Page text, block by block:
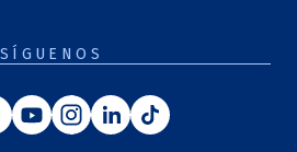
SÍGUENOS
Facebook
YoutubeInstagram
LinkedinTiktok